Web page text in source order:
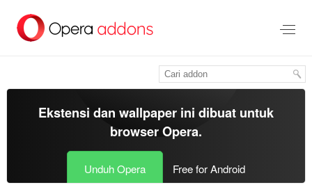
konten
Ekstensi dan wallpaper ini dibuat untuk
browser Opera.
Unduh Opera Free for Android